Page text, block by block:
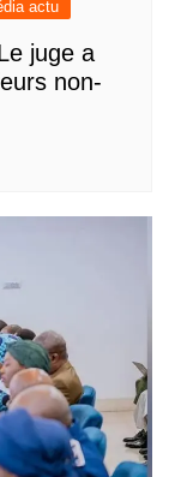
actu
juge a
non-